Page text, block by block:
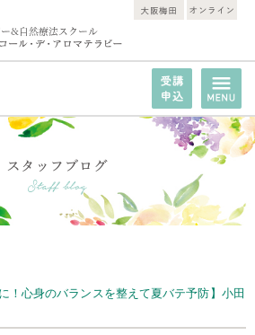
！心身のバランスを整えて夏バテ予防】小田